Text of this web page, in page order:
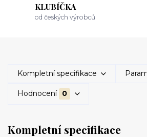
KLUBÍČKA
od českých výrobců
Kompletní specifikace
Hodnocení 0
Kompletní specifikace